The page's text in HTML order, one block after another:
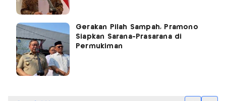
Gerakan Pilah Sampah, Pramono
Siapkan Sarana-Prasarana di
Permukiman